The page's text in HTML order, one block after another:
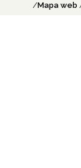
Mapa web